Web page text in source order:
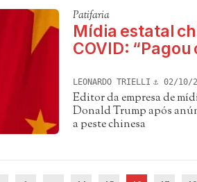
Patifaria
Mídia estatal
COVID: “Pagou
LEONARDO TRIELLI 02/10/
Editor da empresa de
Donald Trump após
a peste chinesa